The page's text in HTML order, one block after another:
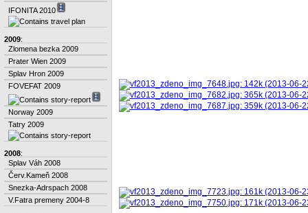
IFONITA 2010
2009:
Zlomena bezka 2009
Prater Wien 2009
Splav Hron 2009
FOVEFAT 2009
Norway 2009
Tatry 2009
2008:
Splav Váh 2008
Červ.Kameň 2008
Snezka-Adrspach 2008
V.Fatra premeny 2004-8